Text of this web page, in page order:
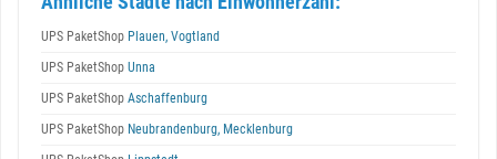
UPS PaketShop Plauen, Vogtland
UPS PaketShop Unna
UPS PaketShop Aschaffenburg
UPS PaketShop Neubrandenburg, Mecklenburg